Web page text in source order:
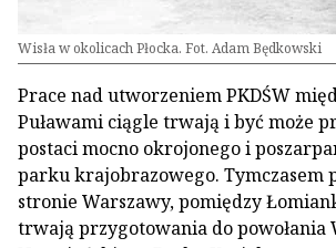
Wisła w okolicach Płocka. Fot. Adam Będkowski
Prace nad utworzeniem PKDŚW
Puławami ciągle trwają i być może
postaci mocno okrojonego i
parku krajobrazowego. Tymczasem
stronie Warszawy, pomiędzy
trwają przygotowania do powołania